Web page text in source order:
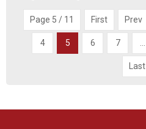
Page 5 / 11 First Prev
4 5 6 7
Last